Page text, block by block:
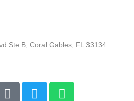
Ste B, Coral Gables, FL 33134